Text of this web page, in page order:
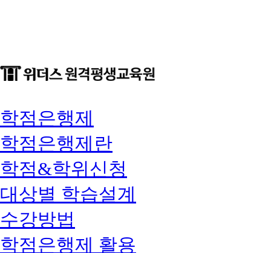
학점은행제
학점은행제란
학점&학위신청
대상별 학습설계
수강방법
학점은행제 활용